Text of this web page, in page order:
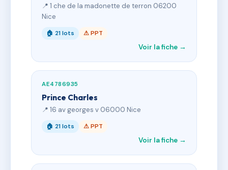
📍 1 che de la madonette de terron 06200
Nice
🏠 21 lots ⚠ PPT
Voir la fiche →
AE4786935
Prince Charles
📍 16 av georges v 06000 Nice
🏠 21 lots ⚠ PPT
Voir la fiche →